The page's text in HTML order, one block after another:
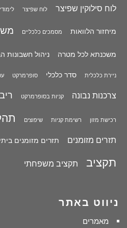
לוח סילוקין שפיצר לוח שפיצר
מיחזור הלוואות מסמכים כלכליים
משכנתא לכל מטרה ניהול חשבונות
ניירת כלכלית סדר כלכלי סופרמרקט
צרכנות נבונה קניות בסופרמרקט
רכישת מזון רשימת קניות שיפוצים
תזרים מזומנים תזרים מזומנים ביתי
תקציב תקציב משפחתי
ניווט באתר
מאמרים